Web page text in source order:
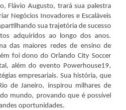
Flávio Augusto, trará sua palestra
Negócios Inovadores e Escaláveis
sua trajetória de sucesso
adquiridos ao longo dos anos.
das maiores redes de ensino de
foi dono do Orlando City Soccer
além do evento Powerhouse19,
empresariais. Sua história, que
de Janeiro, inspirou milhares de
mundo, provando que é possível
oportunidades.